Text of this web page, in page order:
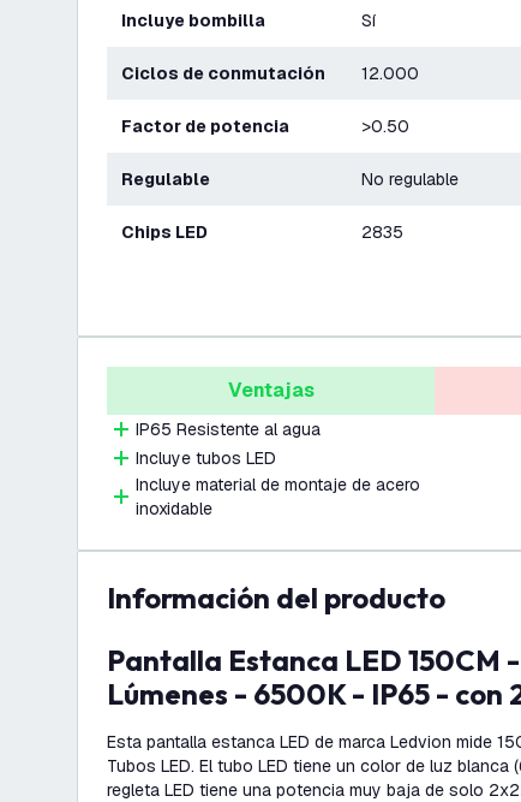
Incluye bombilla Sí
Ciclos de conmutación 12.000
Factor de potencia >0.50
Regulable No regulable
Chips LED 2835
Ventajas
IP65 Resistente al agua
Incluye tubos LED
Incluye material de montaje de acero
inoxidable
información del producto
Pantalla Estanca LED 150CM - 22W - 2200
Lúmenes - 6500K - IP65 - con
Esta pantalla estanca LED de marca Ledvion mide
Tubos LED. El tubo LED tiene un color de luz
regleta LED tiene una potencia muy baja de solo